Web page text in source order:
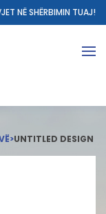
NË SHËRBIMIN TUAJ!
>UNTITLED DESIGN